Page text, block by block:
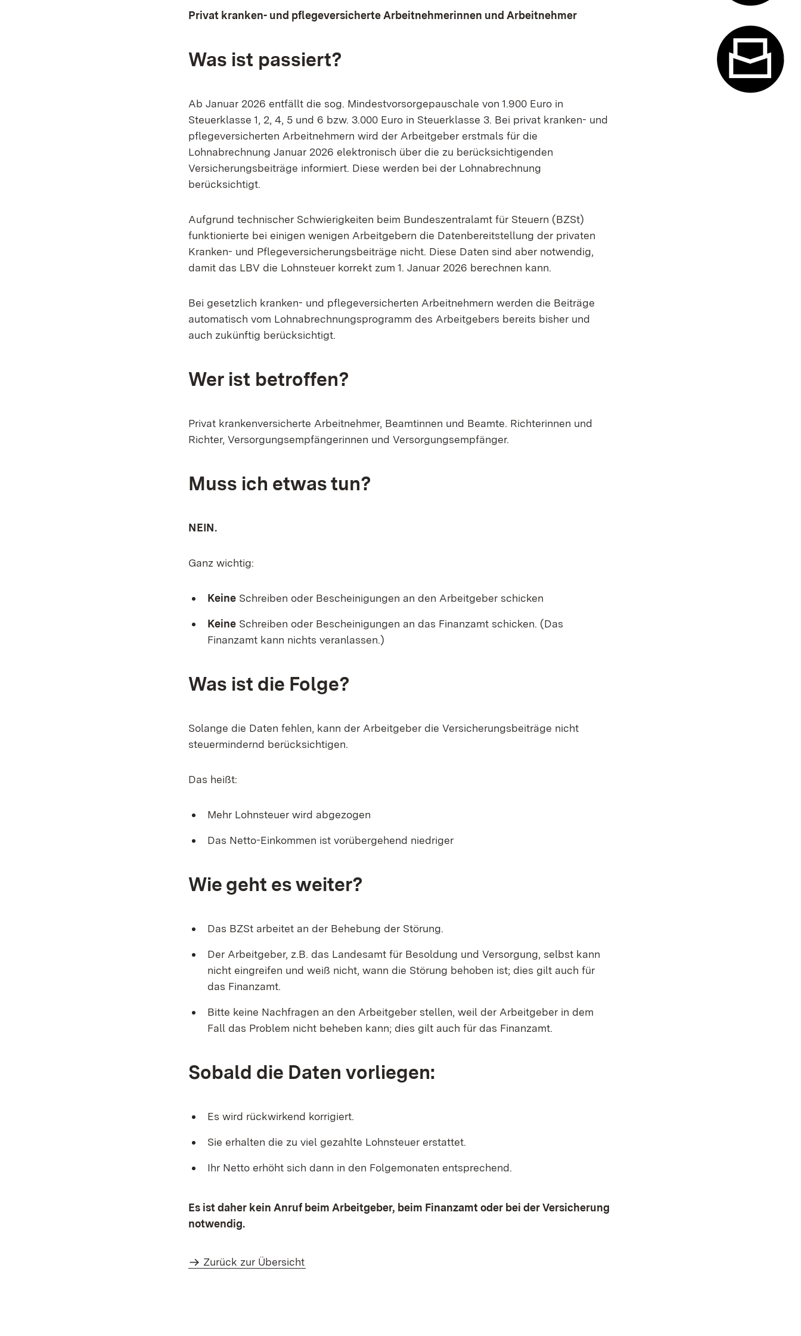
Privat kranken- und pflegeversicherte Arbeitnehmerinnen und Arbeitnehmer
Was ist passiert?
Ab Januar 2026 entfällt die sog. Mindestvorsorgepauschale von 1.900 Euro in
Steuerklasse 1, 2, 4, 5 und 6 bzw. 3.000 Euro in Steuerklasse 3. Bei privat kranken- und
pflegeversicherten Arbeitnehmern wird der Arbeitgeber erstmals für die
Lohnabrechnung Januar 2026 elektronisch über die zu berücksichtigenden
Versicherungsbeiträge informiert. Diese werden bei der Lohnabrechnung
berücksichtigt.
Aufgrund technischer Schwierigkeiten beim Bundeszentralamt für Steuern (BZSt)
funktionierte bei einigen wenigen Arbeitgebern die Datenbereitstellung der privaten
Kranken- und Pflegeversicherungsbeiträge nicht. Diese Daten sind aber notwendig,
damit das LBV die Lohnsteuer korrekt zum 1. Januar 2026 berechnen kann.
Bei gesetzlich kranken- und pflegeversicherten Arbeitnehmern werden die Beiträge
automatisch vom Lohnabrechnungsprogramm des Arbeitgebers bereits bisher und
auch zukünftig berücksichtigt.
Wer ist betroffen?
Privat krankenversicherte Arbeitnehmer, Beamtinnen und Beamte. Richterinnen und
Richter, Versorgungsempfängerinnen und Versorgungsempfänger.
Muss ich etwas tun?
NEIN.
Ganz wichtig:
Keine Schreiben oder Bescheinigungen an den Arbeitgeber schicken
Keine Schreiben oder Bescheinigungen an das Finanzamt schicken. (Das
Finanzamt kann nichts veranlassen.)
Was ist die Folge?
Solange die Daten fehlen, kann der Arbeitgeber die Versicherungsbeiträge nicht
steuermindernd berücksichtigen.
Das heißt:
Mehr Lohnsteuer wird abgezogen
Das Netto-Einkommen ist vorübergehend niedriger
Wie geht es weiter?
Das BZSt arbeitet an der Behebung der Störung.
Der Arbeitgeber, z.B. das Landesamt für Besoldung und Versorgung, selbst kann
nicht eingreifen und weiß nicht, wann die Störung behoben ist; dies gilt auch für
das Finanzamt.
Bitte keine Nachfragen an den Arbeitgeber stellen, weil der Arbeitgeber in dem
Fall das Problem nicht beheben kann; dies gilt auch für das Finanzamt.
Sobald die Daten vorliegen:
Es wird rückwirkend korrigiert.
Sie erhalten die zu viel gezahlte Lohnsteuer erstattet.
Ihr Netto erhöht sich dann in den Folgemonaten entsprechend.
Es ist daher kein Anruf beim Arbeitgeber, beim Finanzamt oder bei der Versicherung
notwendig.
Zurück zur Übersicht